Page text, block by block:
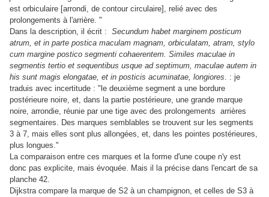
est orbiculaire [arrondi, de contour circulaire], relié avec des
prolongements à l'arrière. "
Dans la description, il écrit : Secundum habet marginem posticum
atrum, et in parte postica maculam magnam, orbiculatam, atram, stylo
cum margine postico segmenti cohaerentem. Similes maculae in
segmentis tertio et sequentibus usque ad septimum, maculae autem in
his sunt magis elongatae, et in posticis acuminatae, longiores. : je
traduis avec incertitude : "le deuxième segment a une bordure
postérieure noire, et, dans la partie postérieure, une grande marque
noire, arrondie, réunie par une tige avec des prolongements arrières
segmentaires. Des marques semblables se trouvent sur les segments
3 à 7, mais elles sont plus allongées, et, dans les pointes postérieures,
plus longues."
La comparaison entre ces marques et la forme d'une coupe n'y est
donc pas explicite, mais évoquée. Mais il la précise dans l'encart de sa
planche 42.
Dijkstra compare la marque de S2 à un champignon, et celles de S3 à